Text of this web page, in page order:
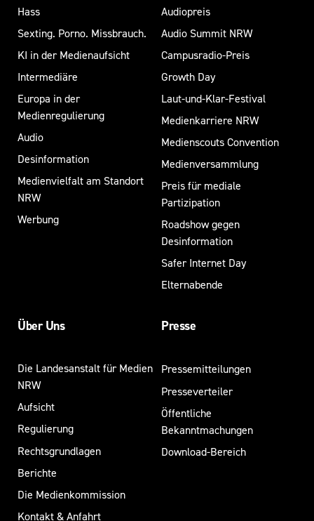
Hass
Sexting. Porno. Missbrauch.
KI in der Medienaufsicht
Intermediäre
Europa in der
Medienregulierung
Audio
Desinformation
Medienvielfalt am Standort
NRW
Werbung
Audiopreis
Audio Summit NRW
Campusradio-Preis
Growth Day
Laut-und-Klar-Festival
Medienkarriere NRW
Medienscouts Convention
Medienversammlung
Preis für mediale
Partizipation
Roadshow gegen
Desinformation
Safer Internet Day
Elternabende
Über Uns
Die Landesanstalt für Medien
NRW
Aufsicht
Regulierung
Rechtsgrundlagen
Berichte
Die Medienkommission
Kontakt & Anfahrt
Presse
Pressemitteilungen
Presseverteiler
Öffentliche
Bekanntmachungen
Download-Bereich